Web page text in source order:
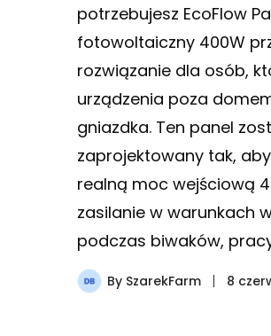
potrzebujesz EcoFlow
fotowoltaiczny 400W
rozwiązanie dla osób,
urządzenia poza
gniazdka. Ten panel
zaprojektowany tak,
realną moc wejściową
zasilanie w warunkach
podczas biwaków,
By SzarekFarm 8